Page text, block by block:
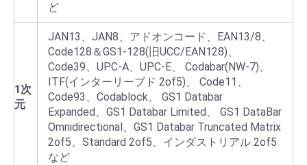
ど
1次
元
JAN13、JAN8、アドオンコード、EAN13/8、
Code128＆GS1-128(旧UCC/EAN128)、
Code39、UPC-A、UPC-E、 Codabar(NW-7)、
ITF(インターリーブド 2of5)、 Code11、
Code93、Codablock、 GS1 Databar
Expanded、GS1 Databar Limited、 GS1 DataBar
Omnidirectional、GS1 Databar Truncated Matrix
2of5、Standard 2of5、インダストリアル 2of5
など